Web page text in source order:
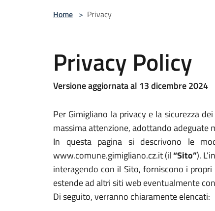
Home > Privacy
Privacy Policy
Versione aggiornata al 13 dicembre 2024
Per Gimigliano la privacy e la sicurezza
massima attenzione, adottando adeguate
In questa pagina si descrivono le
www.comune.gimigliano.cz.it (il“Sito”).
interagendo con il Sito, forniscono i
estende ad altri siti web eventualmente
Di seguito, verranno chiaramente elencati: